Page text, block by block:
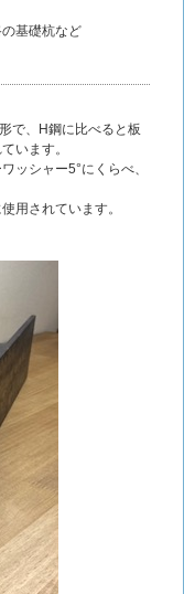
基礎杭など
で、H鋼に比べると板
います。
ッシャー5°にくらべ、
用されています。